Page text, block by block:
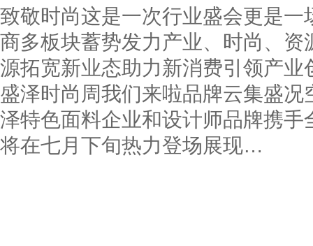
致敬时尚这是一次行业盛会更是
商多板块蓄势发力产业、时尚、
源拓宽新业态助力新消费引领产
盛泽时尚周我们来啦品牌云集盛况
泽特色面料企业和设计师品牌携
将在七月下旬热力登场展现…